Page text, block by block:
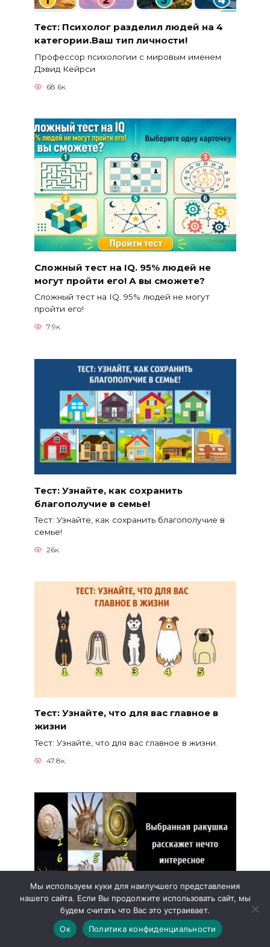
Тест: Психолог разделил людей на 4
категории.Ваш тип личности!
Профессор психологии с мировым именем
Дэвид Кейрси
68.6к.
Сложный тест на IQ. 95% людей не
могут пройти его! А вы сможете?
Сложный тест на IQ. 95% людей не могут
пройти его!
7.9к.
Тест: Узнайте, как сохранить
благополучие в семье!
Тест: Узнайте, как сохранить благополучие в
семье!
26к.
Тест: Узнайте, что для вас главное в
жизни
Тест: Узнайте, что для вас главное в жизни.
47.8к.
Выбранная ракушка расскажет нечто
интересное о вашей личности
Мы используем куки для наилучшего представления
нашего сайта. Если Вы продолжите использовать сайт, мы
будем считать что Вас это устраивает.
Ок
Политика конфиденциальности